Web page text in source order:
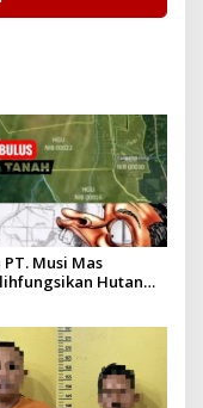
Musi Mas
Hutan